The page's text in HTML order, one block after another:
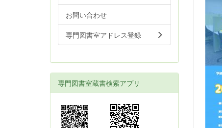
お問い合わせ
専門図書室アドレス登録
専門図書室蔵書検索アプリ